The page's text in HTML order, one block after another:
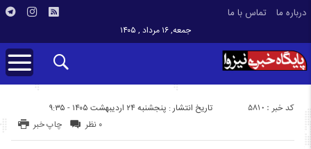
درباره ما تماس با ما
جمعه, ۱۶ مرداد , ۱۴۰۵
تاریخ انتشار : پنجشنبه ۲۴ اردیبهشت ۱۴۰۵ - ۹:۳۵ کد خبر : 5810
چاپ خبر ۰ نظر